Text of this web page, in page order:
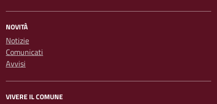
NOVITÀ
Notizie
Comunicati
Avvisi
VIVERE IL COMUNE